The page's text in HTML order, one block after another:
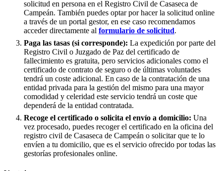
solicitud en persona en el Registro Civil de Casaseca de
Campeán. También puedes optar por hacer la solicitud online
a través de un portal gestor, en ese caso recomendamos
acceder directamente al formulario de solicitud.
Paga las tasas (si corresponde): La expedición por parte del
Registro Civil o Juzgado de Paz del certificado de
fallecimiento es gratuita, pero servicios adicionales como el
certificado de contrato de seguro o de últimas voluntades
tendrá un coste adicional. En caso de la contratación de una
entidad privada para la gestión del mismo para una mayor
comodidad y celeridad este servicio tendrá un coste que
dependerá de la entidad contratada.
Recoge el certificado o solicita el envío a domicilio: Una
vez procesado, puedes recoger el certificado en la oficina del
registro civil de Casaseca de Campeán o solicitar que te lo
envíen a tu domicilio, que es el servicio ofrecido por todas las
gestorías profesionales online.